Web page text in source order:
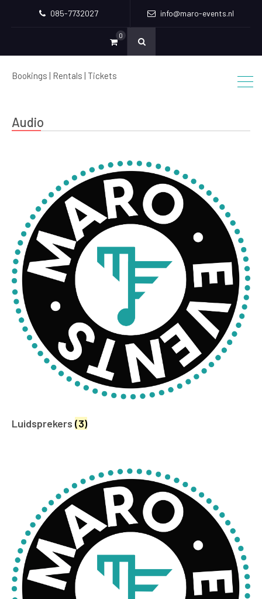
085-7732027 info@maro-events.nl
0
Bookings | Rentals | Tickets
Audio
Luidsprekers (3)